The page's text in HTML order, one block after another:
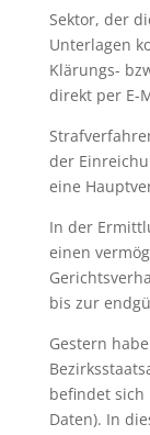
Sektor, der
Unterlagen
Klärungs-
direkt per E-
der
eine
In der
einen
bis zur
Gestern
befindet sich
Daten). In